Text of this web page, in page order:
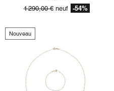
1 290,00 €neuf -54%
Nouveau